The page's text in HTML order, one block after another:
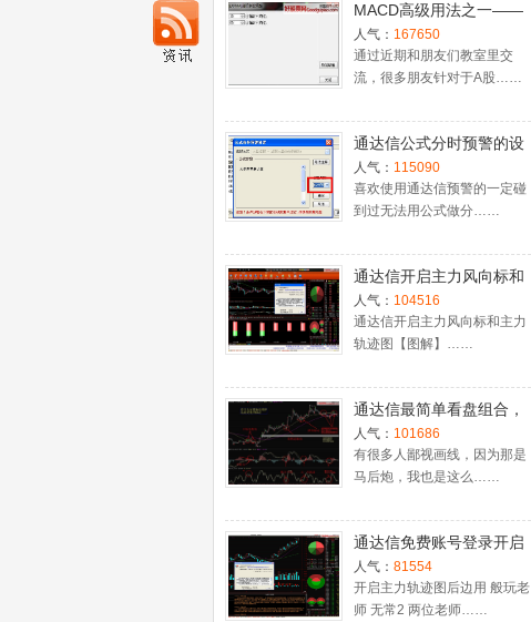
MACD高级用法之一——
稳健买入法+2点卖出法
人气： 167650
通过近期和朋友们教室里交
流，很多朋友针对于A股……
通达信公式分时预警的设
置
人气： 115090
喜欢使用通达信预警的一定碰
到过无法用公式做分……
通达信开启主力风向标和
主力轨迹图【图解】
人气： 104516
通达信开启主力风向标和主力
轨迹图【图解】……
通达信最简单看盘组合，
抓强势股双头的超短线盈
利－－之五（均线战法找
心脏）
人气： 101686
有很多人鄙视画线，因为那是
马后炮，我也是这么……
通达信免费账号登录开启
十档框和调用主力监控教
程
人气： 81554
开启主力轨迹图后边用 般玩老
师 无常2 两位老师……